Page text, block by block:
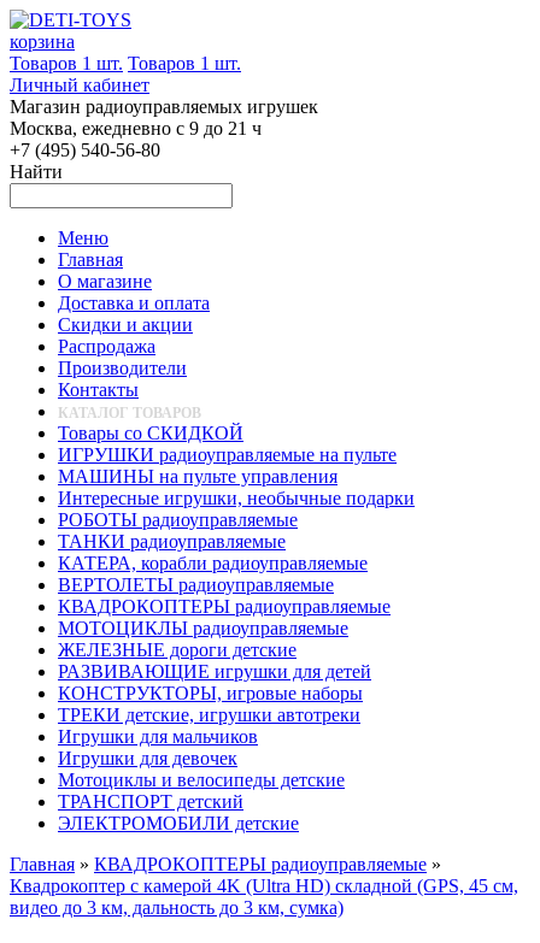
корзина
Товаров 1 шт. Товаров 1 шт.
Личный кабинет
Магазин радиоуправляемых игрушек
Москва, ежедневно с 9 до 21 ч
+7 (495) 540-56-80
Найти
Меню
Главная
О магазине
Доставка и оплата
Скидки и акции
Распродажа
Производители
Контакты
КАТАЛОГ ТОВАРОВ
Товары со СКИДКОЙ
ИГРУШКИ радиоуправляемые на пульте
МАШИНЫ на пульте управления
Интересные игрушки, необычные подарки
РОБОТЫ радиоуправляемые
ТАНКИ радиоуправляемые
КАТЕРА, корабли радиоуправляемые
ВЕРТОЛЕТЫ радиоуправляемые
КВАДРОКОПТЕРЫ радиоуправляемые
МОТОЦИКЛЫ радиоуправляемые
ЖЕЛЕЗНЫЕ дороги детские
РАЗВИВАЮЩИЕ игрушки для детей
КОНСТРУКТОРЫ, игровые наборы
ТРЕКИ детские, игрушки автотреки
Игрушки для мальчиков
Игрушки для девочек
Мотоциклы и велосипеды детские
ТРАНСПОРТ детский
ЭЛЕКТРОМОБИЛИ детские
Главная » КВАДРОКОПТЕРЫ радиоуправляемые »
Квадрокоптер с камерой 4K (Ultra HD) складной (GPS, 45 см,
видео до 3 км, дальность до 3 км, сумка)